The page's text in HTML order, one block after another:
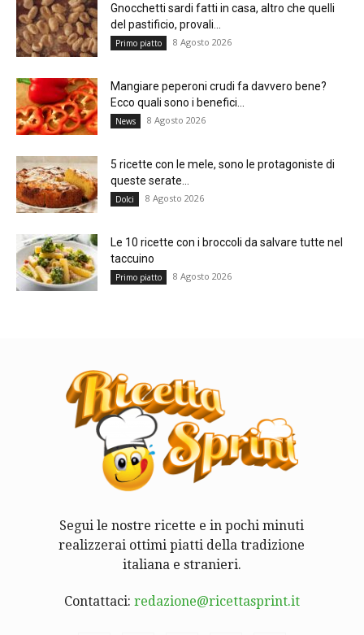
Gnocchetti sardi fatti in casa, altro che quelli
del pastificio, provali...
Primo piatto 8 Agosto 2026
Mangiare peperoni crudi fa davvero bene?
Ecco quali sono i benefici...
News 8 Agosto 2026
5 ricette con le mele, sono le protagoniste di
queste serate...
Dolci 8 Agosto 2026
Le 10 ricette con i broccoli da salvare tutte nel
taccuino
Primo piatto 8 Agosto 2026
Segui le nostre ricette e in pochi minuti
realizzerai ottimi piatti della tradizione
italiana e stranieri.
Contattaci: redazione@ricettasprint.it